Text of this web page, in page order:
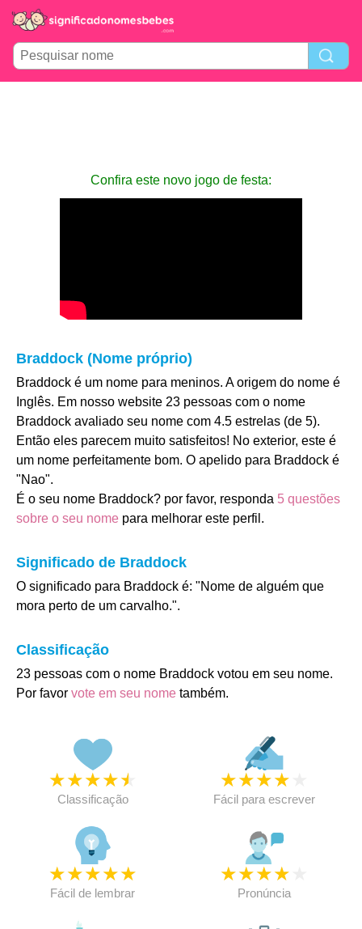
Confira este novo jogo de festa:
Braddock (Nome próprio)
Braddock é um nome para meninos. A origem do nome é
Inglês. Em nosso website 23 pessoas com o nome
Braddock avaliado seu nome com 4.5 estrelas (de 5).
Então eles parecem muito satisfeitos! No exterior, este é
um nome perfeitamente bom. O apelido para Braddock é
"Nao".
É o seu nome Braddock? por favor, responda 5 questões
sobre o seu nome para melhorar este perfil.
Significado de Braddock
O significado para Braddock é: "Nome de alguém que
mora perto de um carvalho.".
Classificação
23 pessoas com o nome Braddock votou em seu nome.
Por favor vote em seu nome também.
★★★★★
Classificação
★★★★
Fácil para escrever
★★★★★
Fácil de lembrar
★★★★
Pronúncia